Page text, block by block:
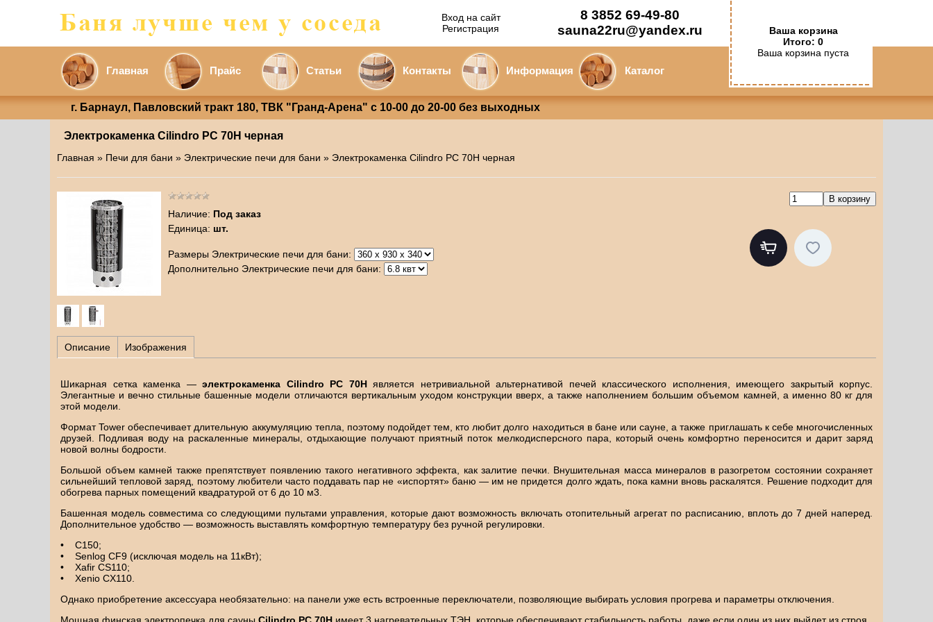
Вход на сайт
Регистрация
8 3852 69-49-80
sauna22ru@yandex.ru
Главная Прайс Статьи Контакты Информация Каталог
Ваша корзина
Итого: 0
Ваша корзина пуста
г. Барнаул, Павловский тракт 180, ТВК "Гранд-Арена" с 10-00 до 20-00 без выходных
Электрокаменка Cilindro PC 70Н черная
Главная » Печи для бани » Электрические печи для бани » Электрокаменка Cilindro PC 70Н черная
Наличие: Под заказ
Единица: шт.
Размеры Электрические печи для бани:
Дополнительно Электрические печи для бани:
Описание Изображения
Шикарная сетка каменка — электрокаменка Cilindro PC 70Нявляется нетривиальной альтернативой печей классического исполнения, имеющего закрытый корпус.
Элегантные и вечно стильные башенные модели отличаются вертикальным уходом конструкции вверх, а также наполнением большим объемом камней, а именно 80 кг для
этой модели.
Формат Tower обеспечивает длительную аккумуляцию тепла, поэтому подойдет тем, кто любит долго находиться в бане или сауне, а также приглашать к себе многочисленных
друзей. Подливая воду на раскаленные минералы, отдыхающие получают приятный поток мелкодисперсного пара, который очень комфортно переносится и дарит заряд
новой волны бодрости.
Большой объем камней также препятствует появлению такого негативного эффекта, как залитие печки. Внушительная масса минералов в разогретом состоянии сохраняет
сильнейший тепловой заряд, поэтому любители часто поддавать пар не «испортят» баню — им не придется долго ждать, пока камни вновь раскалятся. Решение подходит для
обогрева парных помещений квадратурой от 6 до 10 м3.
Башенная модель совместима со следующими пультами управления, которые дают возможность включать отопительный агрегат по расписанию, вплоть до 7 дней наперед.
Дополнительное удобство — возможность выставлять комфортную температуру без ручной регулировки.
• С150;
• Senlog CF9 (исключая модель на 11кВт);
• Xafir CS110;
• Xenio CX110.
Однако приобретение аксессуара необязательно: на панели уже есть встроенные переключатели, позволяющие выбирать условия прогрева и параметры отключения.